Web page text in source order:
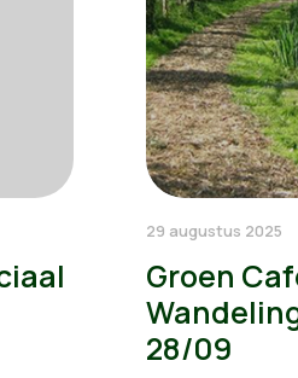
29 augustus 2025
Groen
28/09